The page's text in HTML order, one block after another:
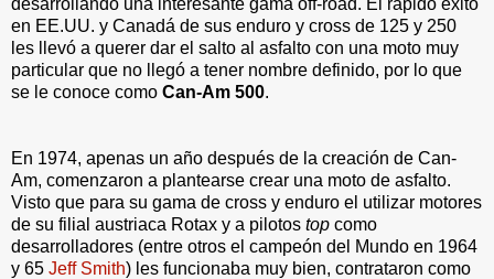
en EE.UU. y Canadá de sus enduro y cross de 125 y 250
les llevó a querer dar el salto al asfalto con una moto muy
particular que no llegó a tener nombre definido, por lo que
se le conoce como Can-Am 500.
En 1974, apenas un año después de la creación de Can-
Am, comenzaron a plantearse crear una moto de asfalto.
Visto que para su gama de cross y enduro el utilizar motores
de su filial austriaca Rotax y a pilotos top como
desarrolladores (entre otros el campeón del Mundo en 1964
y 65 Jeff Smith) les funcionaba muy bien, contrataron como